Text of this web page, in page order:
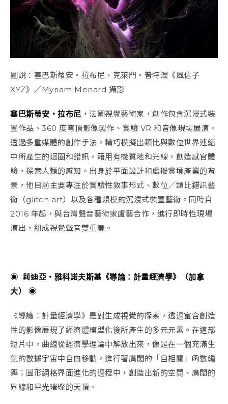
圖說：塞巴斯蒂安・拉布尼、克萊門・普特涅《風信子
XYZ》／Myriam Menard 攝影
塞巴斯蒂安・拉布尼 ，法國視覺藝術家，創作包含沉浸式裝
置作品、360 度穹頂影像製作、實驗 VR 和音像現場展演。
透過多重媒體的創作手法，精巧模擬出類比與數位世界連結
中所產生的迴圈和錯訊，藉用有機質地和光線，創造感官體
驗，探索人類的感知。出身於平面設計和虛擬實境產業的背
景，他目前主要專注於實驗性敘事形式、數位／類比錯訊藝
術（glitch art）以及各種規模的沉浸式裝置藝術。同時自
2016 年起，與台灣聲音藝術家盧藝合作，進行即時性現場
演出，組成視覺聲音雙重奏。
◉ 莉迪亞・雅科諾夫斯基《導論：計量經濟學》（加拿
大） ◉
《導論：計量經濟學》是對生成視覺的探索，透過富含創造
性的影像展現了經濟體模型化後所產生的多元元素。在這部
短片中，曲線從經濟學理論中解放出來，像是在一個充滿生
氣的數據宇宙中自由移動，進行著廣闊的「自相關」函數編
舞；圖形網格界面進化的過程中，創造出新的空間、廣闊的
界線和星光璀璨的天頂。